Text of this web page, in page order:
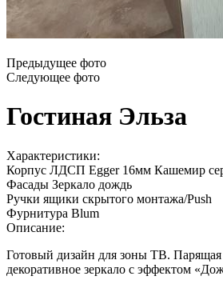
Предыдущее фото
Следующее фото
Гостиная Эльза
Характеристики:
Корпус ЛДСП Egger 16мм Кашемир
Фасады Зеркало дождь
Ручки ящики скрытого монтажа/Push
Фурнитура Blum
Описание:
Готовый дизайн для зоны ТВ.
декоративное зеркало с эффектом